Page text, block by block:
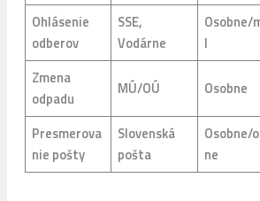
Ohlásenie
odberov
SSE,
Vodárne
Osobne/
l
Zmena
odpadu
MÚ/OÚ Osobne
Presmerova
nie pošty
Slovenská
pošta
Osobne/
ne